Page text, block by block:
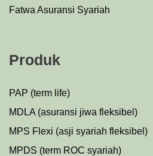
Fatwa Asuransi Syariah
Produk
PAP (term life)
MDLA (asuransi jiwa fleksibel)
MPS Flexi (asji syariah fleksibel)
MPDS (term ROC syariah)